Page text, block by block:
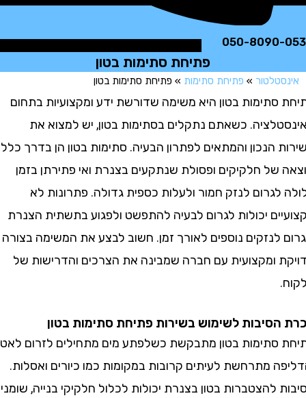
050-
פתיחת סתימות בטון
»פתיחת סתימות»פתיחת סתימות בטון
בטון היא משימה שדורשת ידע ומקצועיות בתחום
כשאתם נתקלים בסתימות בטון, יש למצוא את
הנכון והמתאים לפתרון הבעיה. סתימות בטון הן בדרך כלל
חלקיקים ופסולת שנתקעים בצנרת ואי פתירתן בזמן
לנזק חמור ולעלות כספית גדולה. פתרונות לא
יכולות לגרום לבעיה להתפשט ולפגוע בתשתית הצנרת
לנזקים נוספים לאורך זמן. חשוב לבצע את המשימה בצורה
ומקצועית עם חברה שמבינה את הצרכים והדרישות של
לשימוש בשירות פתיחת סתימות בטון
בטון מתבקשת כשלפתע מים מתחילים לזרום לאט,
מתרחשת לעיתים קרובות במקומות כמו כיורים ואסלות.
להצטברות בטון בצנרת יכולות לכלול חלקיקי בנייה, שומנים